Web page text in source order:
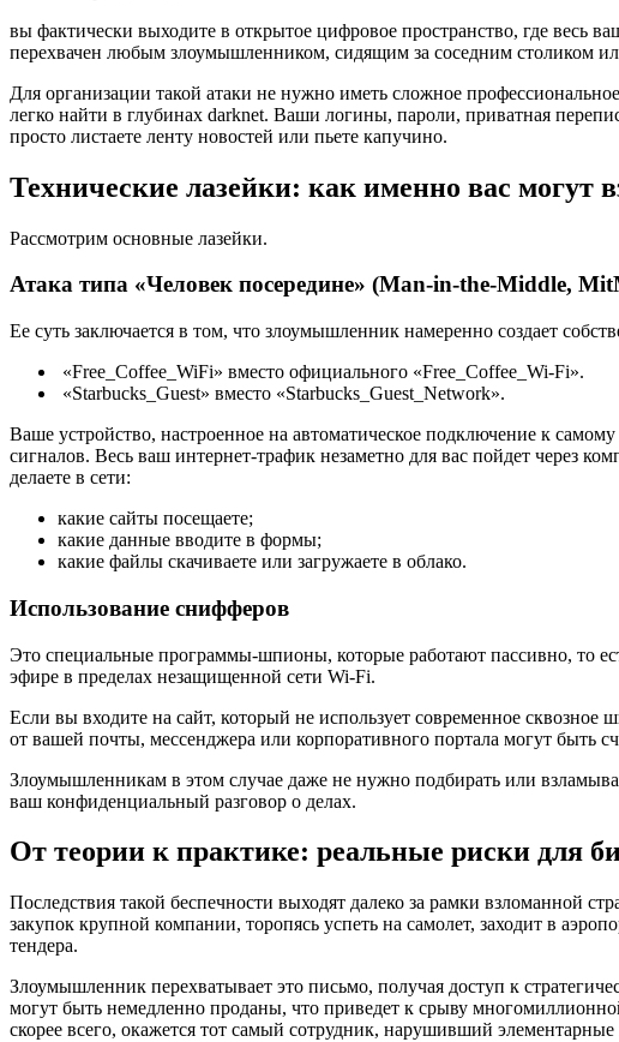
вы фактически выходите в открытое цифровое пространство, где
перехвачен любым злоумышленником, сидящим за соседним столиком
Для организации такой атаки не нужно иметь сложное
легко найти в глубинах darknet. Ваши логины, пароли, приватная
просто листаете ленту новостей или пьете капучино.
Технические лазейки: как именно вас могут
Рассмотрим основные лазейки.
Атака типа «Человек посередине» (Man-in-the-Middle,
Ее суть заключается в том, что злоумышленник намеренно создает
«Free_Coffee_WiFi» вместо официального «Free_Coffee_Wi-Fi».
«Starbucks_Guest» вместо «Starbucks_Guest_Network».
Ваше устройство, настроенное на автоматическое подключение к
сигналов. Весь ваш интернет-трафик незаметно для вас пойдет через
делаете в сети:
какие сайты посещаете;
какие данные вводите в формы;
какие файлы скачиваете или загружаете в облако.
Использование снифферов
Это специальные программы-шпионы, которые работают пассивно, то
эфире в пределах незащищенной сети Wi-Fi.
Если вы входите на сайт, который не использует современное сквозное
от вашей почты, мессенджера или корпоративного портала могут быть
Злоумышленникам в этом случае даже не нужно подбирать или
ваш конфиденциальный разговор о делах.
От теории к практике: реальные риски для
Последствия такой беспечности выходят далеко за рамки взломанной
закупок крупной компании, торопясь успеть на самолет, заходит в
тендера.
Злоумышленник перехватывает это письмо, получая доступ к
могут быть немедленно проданы, что приведет к срыву
скорее всего, окажется тот самый сотрудник, нарушивший элементарные